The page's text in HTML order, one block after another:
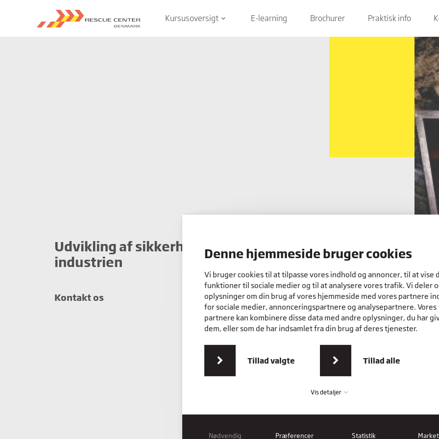
Denne hjemmeside bruger cookies
Vi bruger cookies til at tilpasse vores indhold og annoncer, til at vise
funktioner til sociale medier og til at analysere vores trafik. Vi deler
oplysninger om din brug af vores hjemmeside med vores partnere
for sociale medier, annonceringspartnere og analysepartnere. Vores
partnere kan kombinere disse data med andre oplysninger, du har
dem, eller som de har indsamlet fra din brug af deres tjenester.
Tillad valgte Tillad alle
Vis detaljer
Nødvendig Præferencer Statistik
Kursusoversigt keyboard_arrow_down E-learning Brochurer Praktisk info
Udvikling af sikkerhedskultur i
industrien
Kontakt os